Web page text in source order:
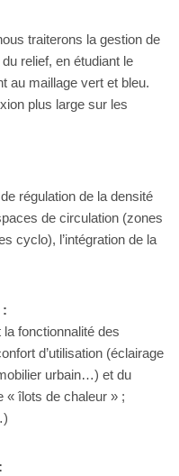
traiterons la gestion de
du relief, en étudiant le
au maillage vert et bleu.
plus large sur les
régulation de la densité
de circulation (zones
cyclo), l’intégration de la
:
fonctionnalité des
d’utilisation (éclairage
urbain…) et du
« îlots de chaleur » ;